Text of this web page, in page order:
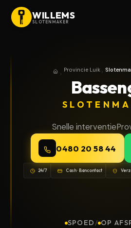
WILLEMS
SLOTENMAKER
HomeProvincie Luik
Provincie Luik
Snelle interventie
0480 20 58 44
24/7 Cash · Bancontact
SPOED / OP